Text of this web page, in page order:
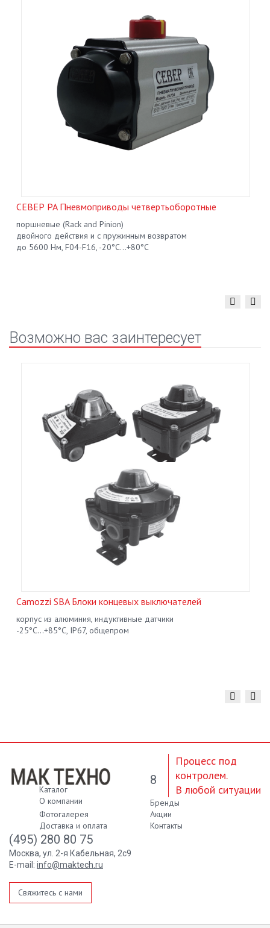
СЕВЕР PA Пневмоприводы четвертьоборотныe
поршневые (Rack and Pinion)
двойного действия и с пружинным возвратом
до 5600 Нм, F04-F16, -20°С...+80°С
Возможно вас заинтересует
Camozzi SBA Блоки концевых выключателей
корпус из алюминия, индуктивные датчики
-25°С...+85°С, IP67, общепром
Процесс под
контролем.
В любой ситуации
Каталог
О компании
Бренды
Фотогалерея
Акции
Доставка и оплата
Контакты
8
(495) 280 80 75
Москва, ул. 2-я Кабельная, 2с9
E-mail: info@maktech.ru
Свяжитесь с нами